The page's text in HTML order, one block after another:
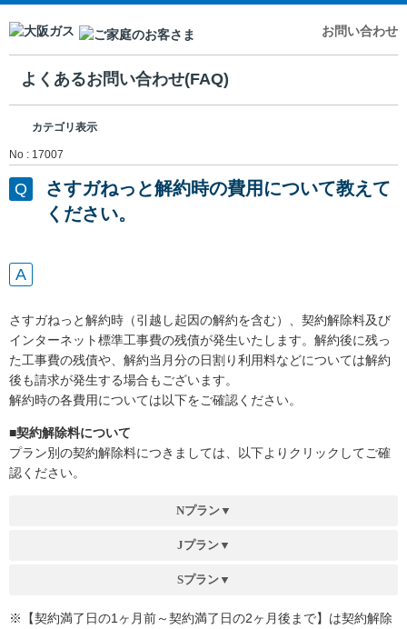
お問い合わせ
よくあるお問い合わせ(FAQ)
カテゴリ表示
No : 17007
さすガねっと解約時の費用について教えて
ください。
さすガねっと解約時（引越し起因の解約を含む）、契約解除料及び
インターネット標準工事費の残債が発生いたします。解約後に残っ
た工事費の残債や、解約当月分の日割り利用料などについては解約
後も請求が発生する場合もございます。
解約時の各費用については以下をご確認ください。
■契約解除料について
プラン別の契約解除料につきましては、以下よりクリックしてご確
認ください。
Nプラン▼
Jプラン▼
Sプラン▼
※【契約満了日の1ヶ月前～契約満了日の2ヶ月後まで】は契約解除